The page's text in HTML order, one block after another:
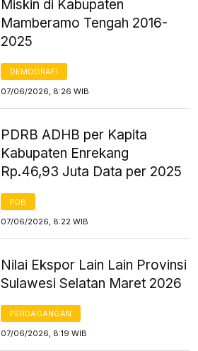
Miskin di Kabupaten
Mamberamo Tengah 2016-
2025
DEMOGRAFI
07/06/2026, 8:26 WIB
PDRB ADHB per Kapita
Kabupaten Enrekang
Rp.46,93 Juta Data per 2025
PDB
07/06/2026, 8:22 WIB
Nilai Ekspor Lain Lain Provinsi
Sulawesi Selatan Maret 2026
PERDAGANGAN
07/06/2026, 8:19 WIB